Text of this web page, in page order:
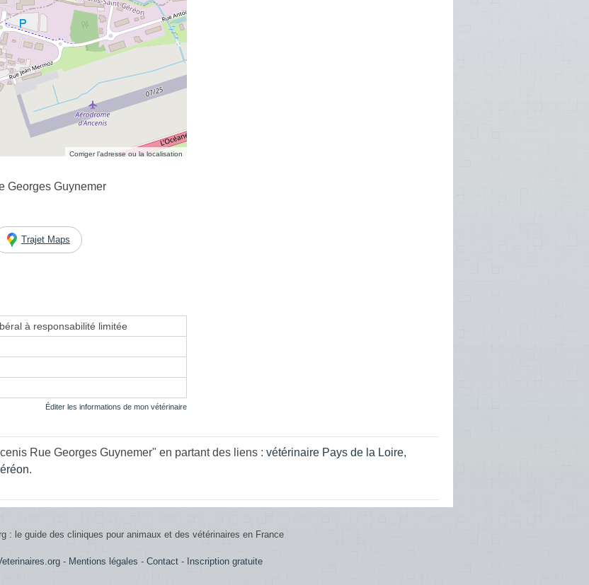
Corriger l’adresse ou la localisation
Georges Guynemer
Trajet Maps
à responsabilité limitée
Éditer les informations de mon vétérinaire
Rue Georges Guynemer" en partant des liens : vétérinaire Pays de la Loire,
.
: le guide des cliniques pour animaux et des vétérinaires en France
- Mentions légales - Contact - Inscription gratuite